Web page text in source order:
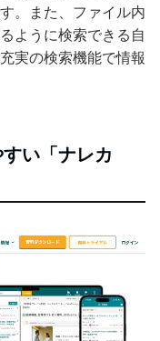
。また、ファイル内
ように検索できる自
実の検索機能で情報
い「ナレカ